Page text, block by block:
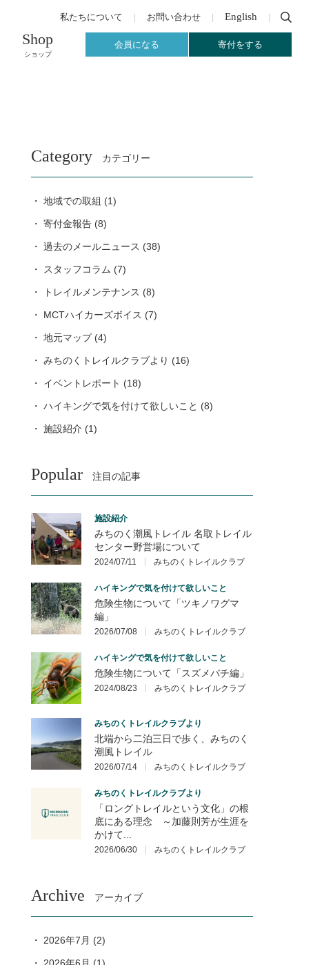
Shop
ショップ
私たちについて お問い合わせ English
会員になる 寄付をする
Category カテゴリー
地域での取組 (1)
寄付金報告(8)
過去のメールニュース (38)
スタッフコラム (7)
トレイルメンテナンス (8)
MCTハイカーズボイス (7)
地元マップ(4)
みちのくトレイルクラブより (16)
イベントレポート (18)
ハイキングで気を付けて欲しいこと (8)
施設紹介 (1)
Popular 注目の記事
施設紹介
みちのく潮風トレイル 名取トレイル
センター野営場について
2024/07/11 みちのくトレイルクラブ
ハイキングで気を付けて欲しいこと
危険生物について「ツキノワグマ
編」
2026/07/08 みちのくトレイルクラブ
ハイキングで気を付けて欲しいこと
危険生物について「スズメバチ編」
2024/08/23 みちのくトレイルクラブ
みちのくトレイルクラブより
北端から二泊三日で歩く、みちのく
潮風トレイル
2026/07/14 みちのくトレイルクラブ
みちのくトレイルクラブより
「ロングトレイルという文化」の根
底にある理念 ～加藤則芳が生涯を
かけて...
2026/06/30 みちのくトレイルクラブ
Archive アーカイブ
2026年7月 (2)